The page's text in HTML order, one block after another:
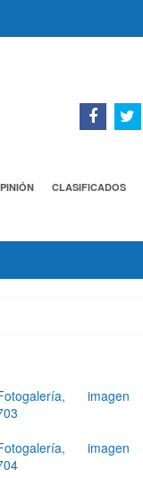
CLASIFICADOS